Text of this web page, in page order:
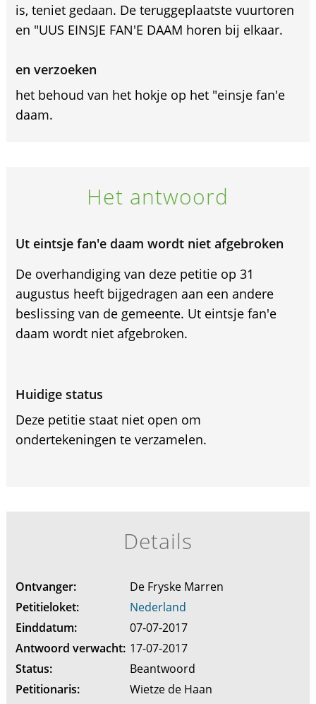
is, teniet gedaan. De teruggeplaatste vuurtoren
en "UUS EINSJE FAN'E DAAM horen bij elkaar.
en verzoeken
het behoud van het hokje op het "einsje fan'e
daam.
Het antwoord
Ut eintsje fan'e daam wordt niet afgebroken
De overhandiging van deze petitie op 31
augustus heeft bijgedragen aan een andere
beslissing van de gemeente. Ut eintsje fan'e
daam wordt niet afgebroken.
Huidige status
Deze petitie staat niet open om
ondertekeningen te verzamelen.
Details
Ontvanger:
De Fryske Marren
Petitieloket:
Nederland
Einddatum:
07-07-2017
Antwoord verwacht: 17-07-2017
Status:
Beantwoord
Petitionaris:
Wietze de Haan